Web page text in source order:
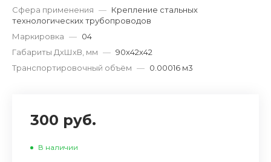
Сфера применения — Крепление стальных
технологических трубопроводов
Маркировка — 04
Габариты ДхШхВ, мм — 90х42х42
Транспортировочный объём — 0.00016 м3
300 руб.
В наличии